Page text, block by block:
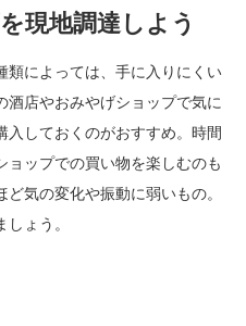
現地調達しよう
類によっては、手に入りにくい
酒店やおみやげショップで気に
入しておくのがおすすめ。時間
ョップでの買い物を楽しむのも
気の変化や振動に弱いもの。
ょう。